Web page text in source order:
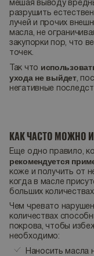
мешая выводу
разрушить
лучей и прочих
масла, не
закупорки пор, что
точек.
Так что
ухода не выйдет,
негативные
КАК ЧАСТО МОЖНО
Еще одно правило,
рекомендуется
коже и получить от
когда в масле
больших
Чем чревато
количествах
покрова, чтобы
необходимо:
Наносить масла